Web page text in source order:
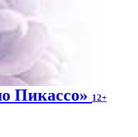
Пикассо» 12+